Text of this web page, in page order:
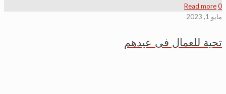
0
Read more
مايو 1, 2023
تحية للعمال فى عيدهم